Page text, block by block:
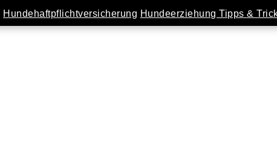
Hundehaftpflichtversicherung Hundeerziehung Tipps &